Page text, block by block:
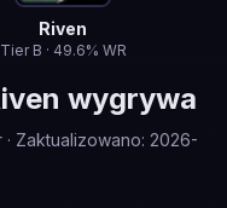
Riven
Tier B · 49.6% WR
wygrywa
· Zaktualizowano: 2026-